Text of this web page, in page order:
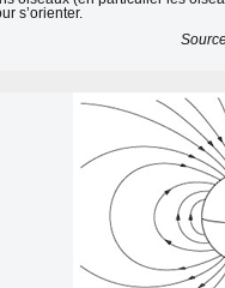
s’orienter.